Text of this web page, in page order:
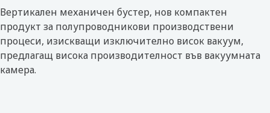
Вертикален механичен бустер, нов компактен
продукт за полупроводникови производствени
процеси, изискващи изключително висок вакуум,
предлагащ висока производителност във вакуумната
камера.